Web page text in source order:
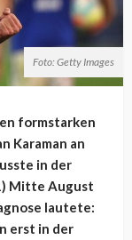
Foto: Getty Images
formstarken
Karaman an
in der
Mitte August
lautete:
erst in der